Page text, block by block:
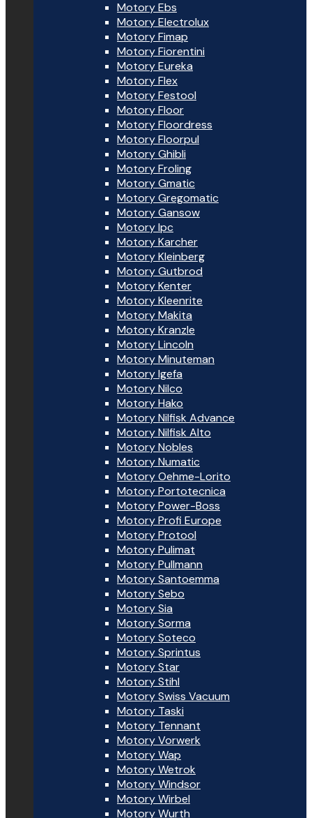
Motory Ebs
Motory Electrolux
Motory Fimap
Motory Fiorentini
Motory Eureka
Motory Flex
Motory Festool
Motory Floor
Motory Floordress
Motory Floorpul
Motory Ghibli
Motory Froling
Motory Gmatic
Motory Gregomatic
Motory Gansow
Motory Ipc
Motory Karcher
Motory Kleinberg
Motory Gutbrod
Motory Kenter
Motory Kleenrite
Motory Makita
Motory Kranzle
Motory Lincoln
Motory Minuteman
Motory Igefa
Motory Nilco
Motory Hako
Motory Nilfisk Advance
Motory Nilfisk Alto
Motory Nobles
Motory Numatic
Motory Oehme-Lorito
Motory Portotecnica
Motory Power-Boss
Motory Profi Europe
Motory Protool
Motory Pulimat
Motory Pullmann
Motory Santoemma
Motory Sebo
Motory Sia
Motory Sorma
Motory Soteco
Motory Sprintus
Motory Star
Motory Stihl
Motory Swiss Vacuum
Motory Taski
Motory Tennant
Motory Vorwerk
Motory Wap
Motory Wetrok
Motory Windsor
Motory Wirbel
Motory Wurth